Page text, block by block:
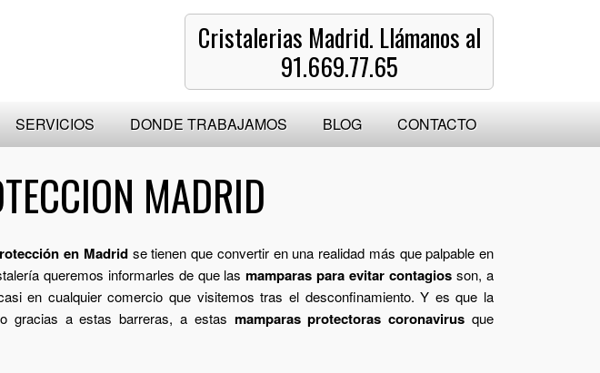
Cristalerias Madrid. Llámanos al
91.669.77.65
SERVICIOS DONDE TRABAJAMOS BLOG CONTACTO
MADRID
en Madridse tienen que convertir en una realidad más que palpable en
queremos informarles de que lasmamparas para evitar contagios son, a
en cualquier comercio que visitemos tras el desconfinamiento. Y es que la
gracias a estas barreras, a estas mamparas protectoras coronavirus que